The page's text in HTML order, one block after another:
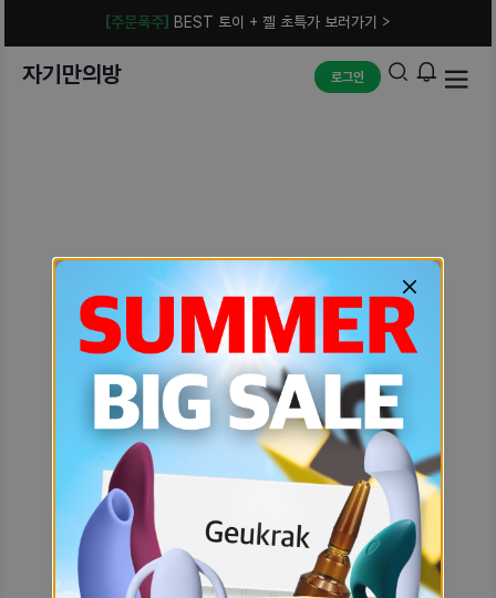
[주문폭주] BEST 토이 + 젤 초특가 보러가기 >
자기만의방 로그인
예상치 못한 에러입니다.